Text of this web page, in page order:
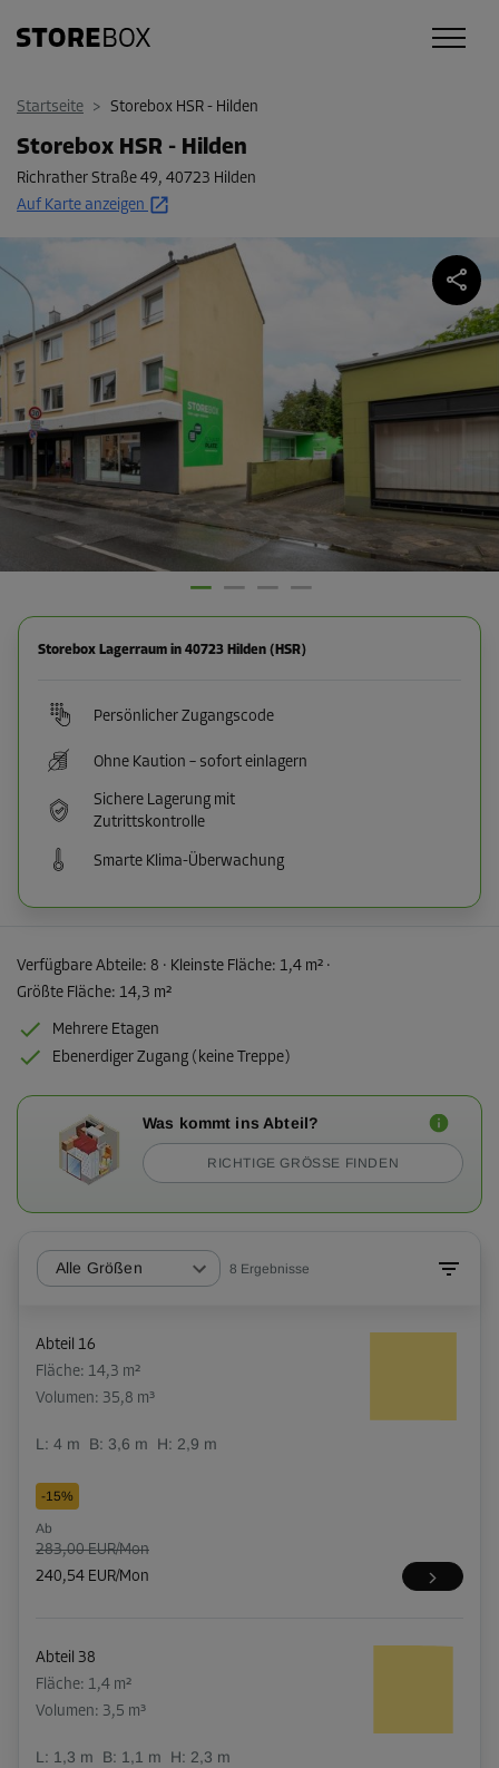
Startseite > Storebox HSR - Hilden
Storebox HSR - Hilden
Richrather Straße 49, 40723 Hilden
Auf Karte anzeigen
Storebox Lagerraum in 40723 Hilden (HSR)
Persönlicher Zugangscode
Ohne Kaution – sofort einlagern
Sichere Lagerung mit
Zutrittskontrolle
Smarte Klima-Überwachung
Verfügbare Abteile: 8 · Kleinste Fläche: 1,4 m² ·
Größte Fläche: 14,3 m²
Mehrere Etagen
Ebenerdiger Zugang (keine Treppe)
Was kommt ins Abteil?
RICHTIGE GRÖSSE FINDEN
Alle Größen 8 Ergebnisse
Abteil 16
Fläche: 14,3 m²
Volumen: 35,8 m³
L: 4 m B: 3,6 m H: 2,9 m
-15%
Ab
283,00 EUR/Mon
240,54 EUR/Mon
Abteil 38
Fläche: 1,4 m²
Volumen: 3,5 m³
L: 1,3 m B: 1,1 m H: 2,3 m